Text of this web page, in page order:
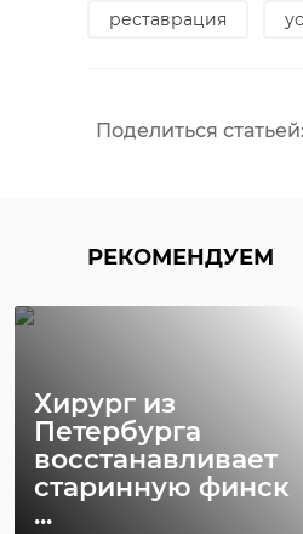
реставрация
Поделиться статьей:
РЕКОМЕНДУЕМ
Хирург из
Петербурга
восстанавливает
старинную финск
...